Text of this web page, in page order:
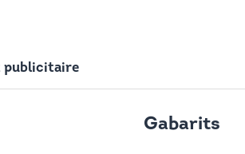
publicitaire
Gabarits